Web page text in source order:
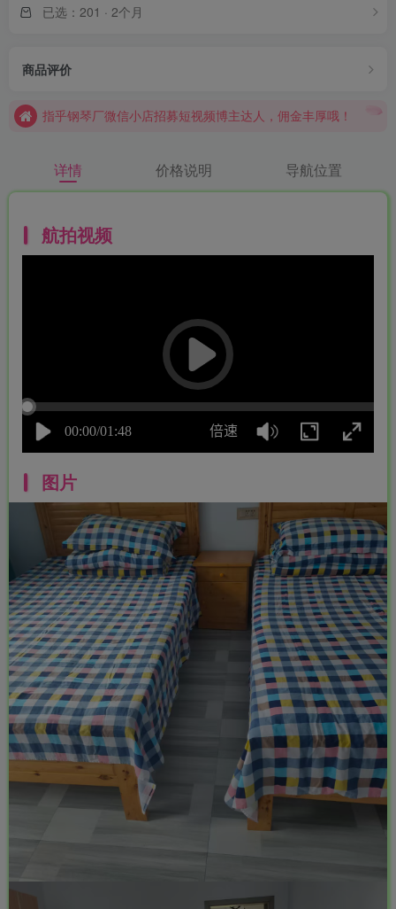
widgets-
雅马
仿象牙
檀木黑
破壁机家用低
音破壁机
1.75L大容量
多功能豆浆料
理榨汁机新款
￥ 299
贵州深山老林
农家野生纯天
然放养老桶蜂
蜜
168
陈家
团购中
此极AI时间宝
机器人小初高
学习管理神器
小打
已选：201 · 2个月
商品评价
指乎钢琴厂微信小店招募短视频博主达人，佣金丰厚哦！
详情 价格说明 导航位置
航拍视频
图片